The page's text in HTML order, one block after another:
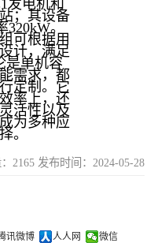
发电机和
；其设备
320kW。
可根据用
计，满足
是单机容
需求，都
定制‌。它
率上，还
活性以及
为多种应
。
2165 发布时间：2024-05-28
讯微博 人人网 微信